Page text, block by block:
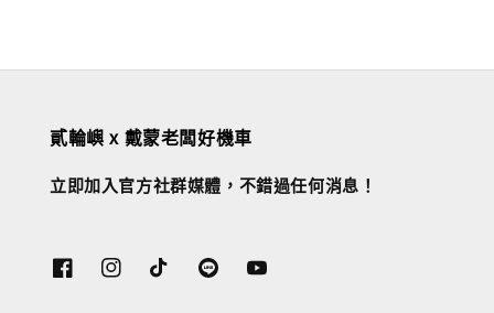
貳輪嶼 x 戴蒙老闆好機車
立即加入官方社群媒體，不錯過任何消息！